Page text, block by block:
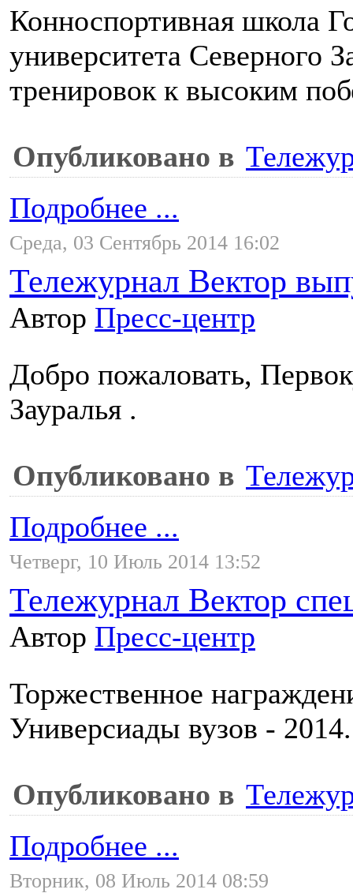
Конноспортивная школа
университета Северного
тренировок к высоким
Опубликовано в
Подробнее ...
Среда, 03 Сентябрь 2014 16:02
Тележурнал Вектор
Автор Пресс-центр
Добро пожаловать,
Зауралья .
Опубликовано в
Подробнее ...
Четверг, 10 Июль 2014 13:52
Тележурнал Вектор
Автор Пресс-центр
Торжественное
Универсиады вузов - 2014.
Опубликовано в
Подробнее ...
Вторник, 08 Июль 2014 08:59